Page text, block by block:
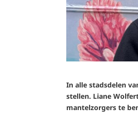
In alle stadsdelen
stellen. Liane
mantelzorgers te